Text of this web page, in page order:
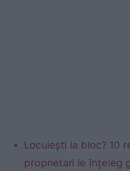
Locuiești la bloc? 10
proprietari le înțeleg